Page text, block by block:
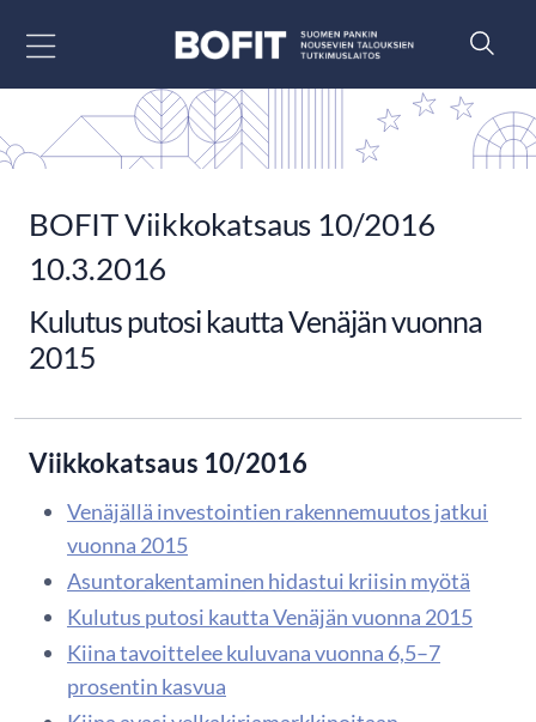
BOFIT Viikkokatsaus 10/2016
10.3.2016
Kulutus putosi kautta Venäjän vuonna
2015
Viikkokatsaus 10/2016
Venäjällä investointien rakennemuutos jatkui
vuonna 2015
Asuntorakentaminen hidastui kriisin myötä
Kulutus putosi kautta Venäjän vuonna 2015
​Kiina tavoittelee kuluvana vuonna 6,5–7
prosentin kasvua